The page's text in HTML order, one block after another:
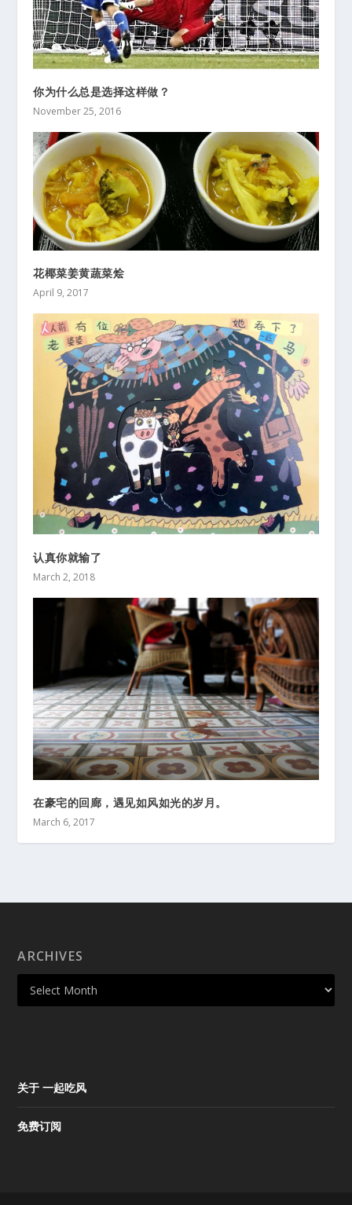
你为什么总是选择这样做？
November 25, 2016
花椰菜姜黄蔬菜烩
April 9, 2017
认真你就输了
March 2, 2018
在豪宅的回廊，遇见如风如光的岁月。
March 6, 2017
ARCHIVES
关于 一起吃风
免费订阅